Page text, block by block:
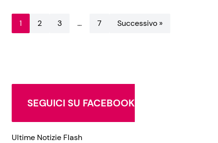
1 2 3 … 7 Successivo »
SEGUICI SU FACEBOOK
Ultime Notizie Flash